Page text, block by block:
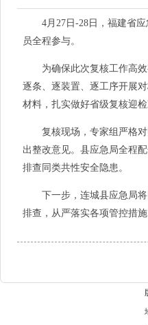
4月27日-28日，福建省应
员全程参与。
为确保此次复核工作高效
逐条、逐装置、逐工序开展
材料，扎实做好省级复核迎检
复核现场，专家组严格对
出整改意见。县应急局全程
排查同类共性安全隐患。
下一步，连城县应急局将
排查，从严落实各项管控措